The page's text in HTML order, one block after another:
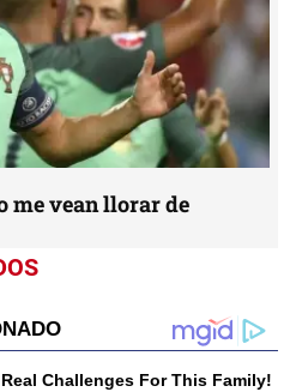
me vean llorar de